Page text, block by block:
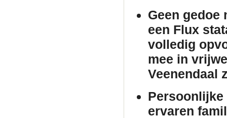
Geen gedoe
een Flux
volledig
mee in
Veenendaal
ervaren